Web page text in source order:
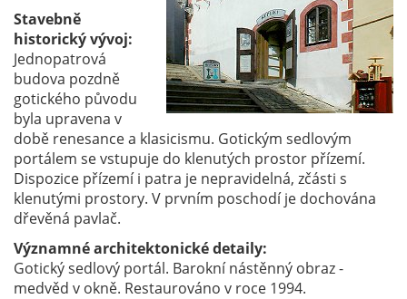
Stavebně
historický vývoj:
Jednopatrová
budova pozdně
gotického původu
byla upravena v
době renesance a klasicismu. Gotickým sedlovým
portálem se vstupuje do klenutých prostor přízemí.
Dispozice přízemí i patra je nepravidelná, zčásti s
klenutými prostory. V prvním poschodí je dochována
dřevěná pavlač.
Významné architektonické detaily:
Gotický sedlový portál. Barokní nástěnný obraz -
medvěd v okně. Restaurováno v roce 1994.